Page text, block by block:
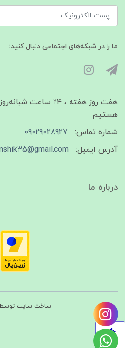
ما را در شبکه‌های اجتماعی دنبال کنید:
هفت روز هفته ، ۲۴
هستیم
شماره تماس:
09029028927
آدرس ایمیل:
درباره ما
ساخت سایت توسط